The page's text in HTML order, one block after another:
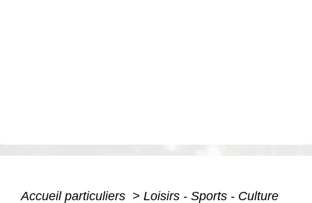
Accueil particuliers > Loisirs - Sports - Culture